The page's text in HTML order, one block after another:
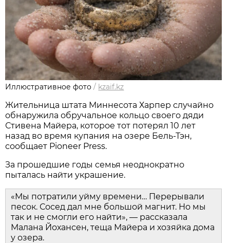
Иллюстративное фото / kzaif.kz
Жительница штата Миннесота Харпер случайно
обнаружила обручальное кольцо своего дяди
Стивена Майера, которое тот потерял 10 лет
назад во время купания на озере Бель-Тэн,
сообщает Pioneer Press.
За прошедшие годы семья неоднократно
пыталась найти украшение.
«Мы потратили уйму времени… Перерывали
песок. Сосед дал мне большой магнит. Но мы
так и не смогли его найти», — рассказала
Малана Йохансен, теща Майера и хозяйка дома
у озера.